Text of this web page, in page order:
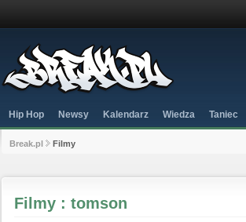
Hip Hop Newsy Kalendarz Wiedza Taniec
Break.pl Filmy
Filmy : tomson